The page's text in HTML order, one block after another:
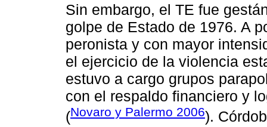
Sin embargo, el TE fue
golpe de Estado de 1976. A
peronista y con mayor
el ejercicio de la violencia
estuvo a cargo grupos
con el respaldo financiero y
(Novaro y Palermo 2006).